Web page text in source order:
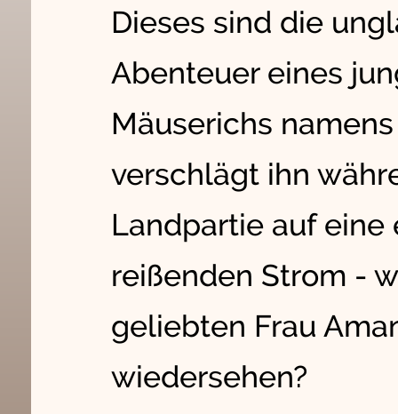
Dieses sind die
Abenteuer eines
Mäuserichs
verschlägt ihn
Landpartie auf eine
reißenden Strom -
geliebten Frau
wiedersehen?